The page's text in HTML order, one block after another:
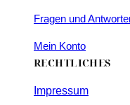
Fragen und
Mein Konto
RECHTLICHES
Impressum